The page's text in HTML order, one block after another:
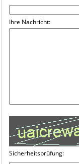
Ihre Nachricht:
Sicherheitsprüfung: